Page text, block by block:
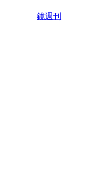
鏡週刊